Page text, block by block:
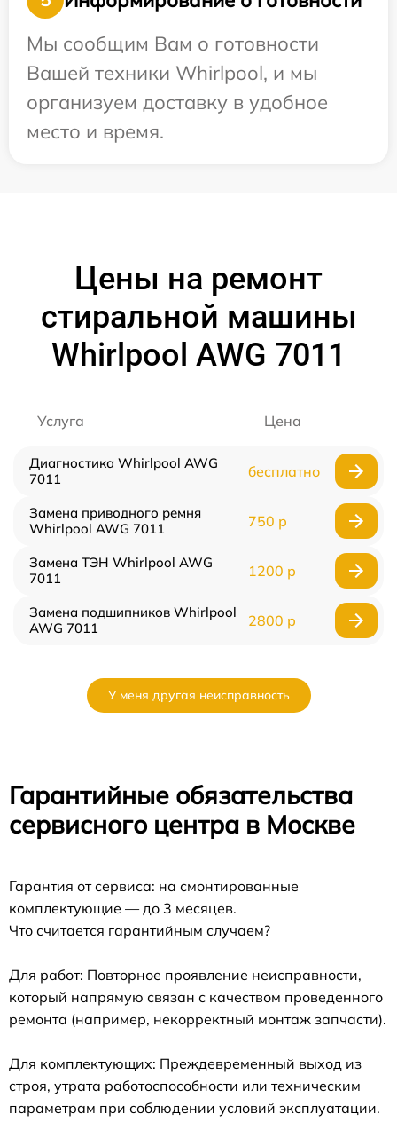
Мы сообщим Вам о готовности
Вашей техники Whirlpool, и мы
организуем доставку в удобное
место и время.
Цены на ремонт
стиральной машины
Whirlpool AWG 7011
Услуга Цена
Диагностика Whirlpool AWG
7011
бесплатно
Замена приводного ремня
Whirlpool AWG 7011
750 р
Замена ТЭН Whirlpool AWG
7011
1200 р
Замена подшипников Whirlpool
AWG 7011
2800 р
У меня другая неисправность
Гарантийные обязательства
сервисного центра в Москве
Гарантия от сервиса: на смонтированные
комплектующие — до 3 месяцев.
Что считается гарантийным случаем?
Для работ: Повторное проявление неисправности,
который напрямую связан с качеством проведенного
ремонта (например, некорректный монтаж запчасти).
Для комплектующих: Преждевременный выход из
строя, утрата работоспособности или техническим
параметрам при соблюдении условий эксплуатации.